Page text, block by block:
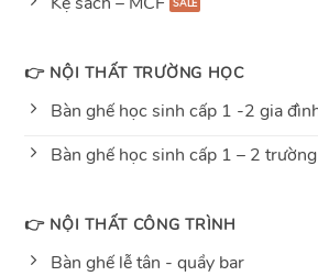
👉 NỘI THẤT TRƯỜNG HỌC
Bàn ghế học sinh cấp 1 -2 gia
Bàn ghế học sinh cấp 1 – 2
👉 NỘI THẤT CÔNG TRÌNH
Bàn ghế lễ tân - quầy bar